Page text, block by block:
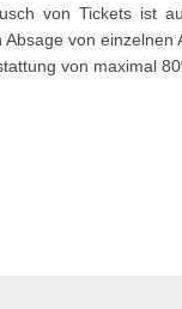
von Tickets ist
von
von maximal